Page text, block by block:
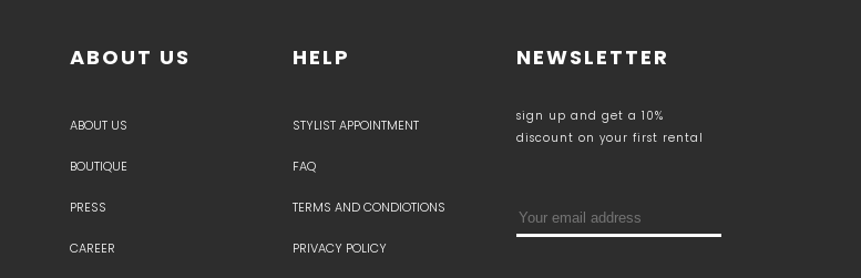
ABOUT US
ABOUT US
BOUTIQUE
PRESS
CAREER
HELP
STYLIST APPOINTMENT
FAQ
TERMS AND CONDIOTIONS
PRIVACY POLICY
NEWSLETTER
sign up and get a 10%
discount on your first rental